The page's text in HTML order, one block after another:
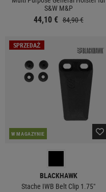
S&W M&P
44,10 € 84,90 €
SPRZEDAŻ
W MAGAZYNIE
BLACKHAWK
Stache IWB Belt Clip 1.75"